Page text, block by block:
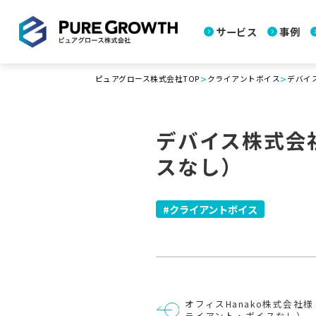
サービス 事例
ピュアグロース株式会社TOP > クライアントボイス> デバイ
デバイス株式
スなし）
クライアントボイス
稿
オフィスHanako株式会社様